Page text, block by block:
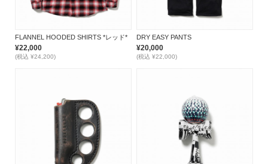
FLANNEL HOODED SHIRTS *レッド*
¥22,000
(税込 ¥24,200)
DRY EASY PANTS
¥20,000
(税込 ¥22,000)